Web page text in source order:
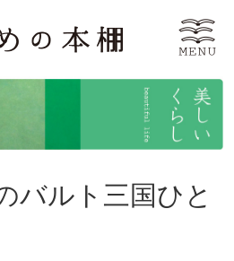
バルト三国ひと